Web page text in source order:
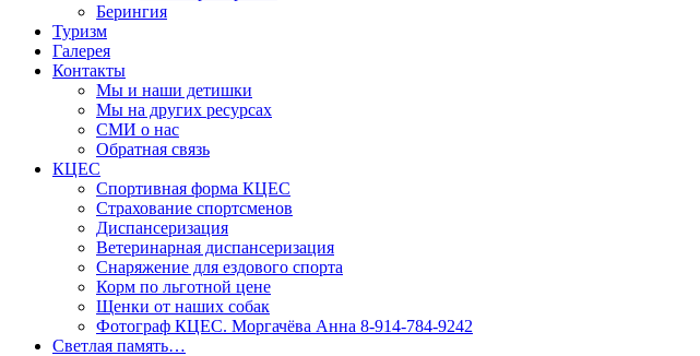
Берингия
Туризм
Галерея
Контакты
Мы и наши детишки
Мы на других ресурсах
СМИ о нас
Обратная связь
КЦЕС
Спортивная форма КЦЕС
Страхование спортсменов
Диспансеризация
Ветеринарная диспансеризация
Снаряжение для ездового спорта
Корм по льготной цене
Щенки от наших собак
Фотограф КЦЕС. Моргачёва Анна 8-914-784-9242
Светлая память…